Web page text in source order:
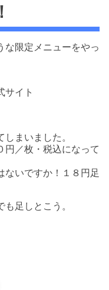
な限定メニューをやっ
まいました。
円／枚・税込になって
ないですか！１８円足
足しとこう。